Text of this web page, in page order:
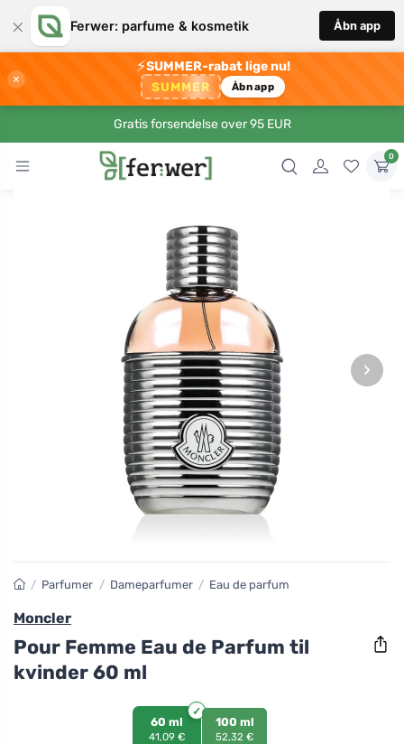
× Ferwer: parfume & kosmetik Åbn app
×
⚡SUMMER-rabat lige nu!
SUMMER Åbn app
Gratis forsendelse over 95 EUR
0
›
/ Parfumer / Dameparfumer / Eau de parfum
Moncler
Pour Femme Eau de Parfum til
kvinder 60 ml
60 ml
41,09 €
100 ml
52,32 €